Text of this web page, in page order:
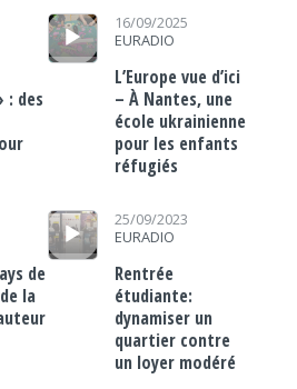
: des
Lecteur audio
16/09/2025
EURADIO
L’Europe vue d’ici
– À Nantes, une
école ukrainienne
pour les enfants
réfugiés
de
la
Lecteur audio
25/09/2023
EURADIO
Rentrée
étudiante:
dynamiser un
quartier contre
un loyer modéré